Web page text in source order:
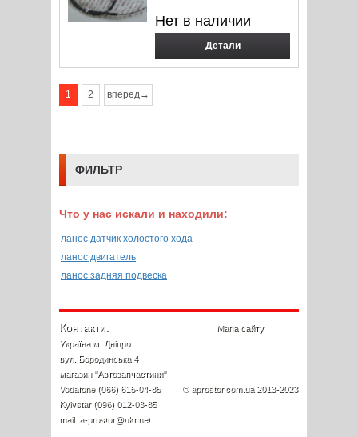
Нет в наличии
Детали
1 2 вперед→
ФИЛЬТР
Что у нас искали и находили:
ланос датчик холостого хода
ланос двигатель
ланос задняя подвеска
Контакти:
Україна м. Дніпро
вул. Бородинська 4
магазин "Автозапчастини"
Vodafone (066) 615-04-85
Kyivstar (096) 012-03-85
mail: a-prostor@ukr.net
Мапа сайту
© aprostor.com.ua 2013-2023